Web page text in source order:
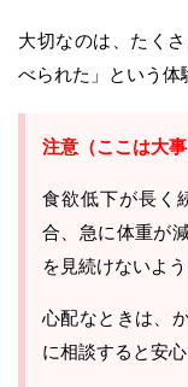
大切なのは、たく
べられた」という体
注意（ここは大事
食欲低下が長く
合、急に体重が
を見続けないよ
心配なときは、
に相談すると安心